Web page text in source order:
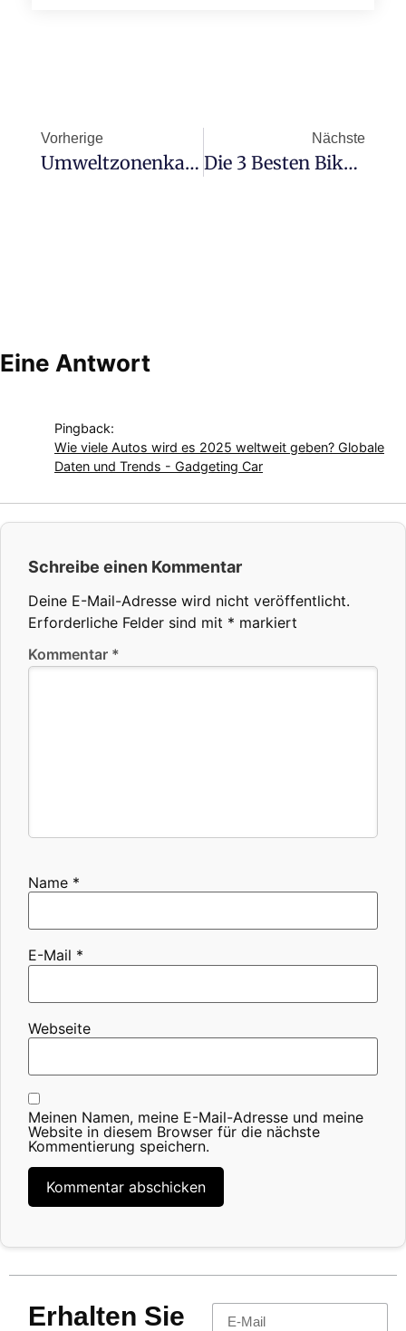
Vorherige
Umweltzonenkalender In Spanien: Wichtige Termine Nach Stadt Und Was Sie Vor Dem Fahren Wissen Sollten
Nächste
Die 3 Besten Bikerjacken Im Jahr 2026
Eine Antwort
Pingback:
Wie viele Autos wird es 2025 weltweit geben? Globale
Daten und Trends - Gadgeting Car
Schreibe einen Kommentar
Deine E-Mail-Adresse wird nicht veröffentlicht.
Erforderliche Felder sind mit * markiert
Kommentar *
Name *
E-Mail *
Webseite
Meinen Namen, meine E-Mail-Adresse und meine
Website in diesem Browser für die nächste
Kommentierung speichern.
Erhalten Sie